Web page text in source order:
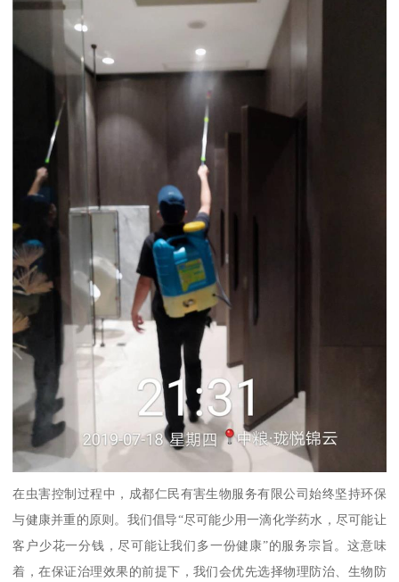
在虫害控制过程中，成都仁民有害生物服务有限公司始终坚持环保
与健康并重的原则。我们倡导“尽可能少用一滴化学药水，尽可能让
客户少花一分钱，尽可能让我们多一份健康”的服务宗旨。这意味
着，在保证治理效果的前提下，我们会优先选择物理防治、生物防